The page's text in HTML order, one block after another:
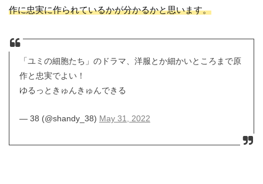
作に忠実に作られているかが分かるかと思います。
「ユミの細胞たち」のドラマ、洋服とか細かいところまで原
作と忠実でよい！
ゆるっときゅんきゅんできる
— 38 (@shandy_38) May 31, 2022